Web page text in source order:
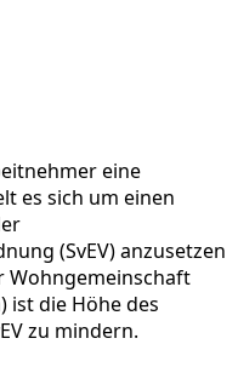
eine
es sich um einen
(SvEV) anzusetzen
Wohngemeinschaft
ist die Höhe des
zu mindern.